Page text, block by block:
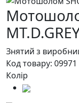
Знятий з
Код товару: 09971
Колір